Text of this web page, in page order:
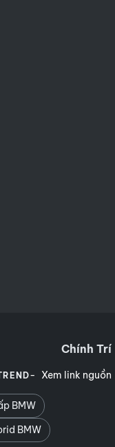
Chính Trí
Xem link nguồn
BMW
BMW